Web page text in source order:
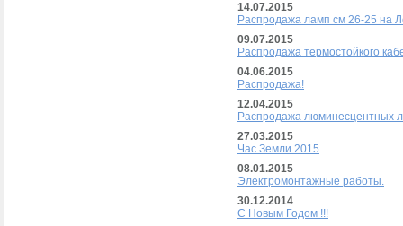
14.07.2015
Распродажа ламп см 26-25 на
09.07.2015
Распродажа термостойкого
04.06.2015
Распродажа!
12.04.2015
Распродажа люминесцентных
27.03.2015
Час Земли 2015
08.01.2015
Электромонтажные работы.
30.12.2014
С Новым Годом !!!